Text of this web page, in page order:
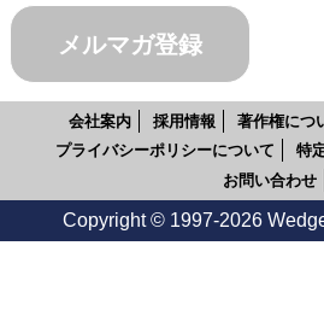
メルマガ登録
会社案内 採用情報 著作権につ
プライバシーポリシーについて
特
お問い合わせ
Copyright © 1997-2026